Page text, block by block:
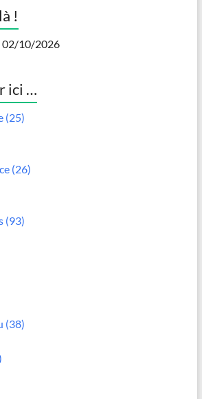
!
02/10/2026
ici …
(25)
(26)
(93)
(38)